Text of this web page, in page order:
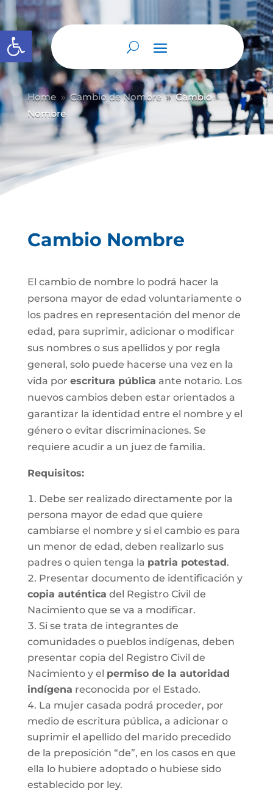
Abrir barra de herramientas
Home 9 Cambio de Nombre 9 Cambio
Nombre
Cambio Nombre
El cambio de nombre lo podrá hacer la
persona mayor de edad voluntariamente o
los padres en representación del menor de
edad, para suprimir, adicionar o modificar
sus nombres o sus apellidos y por regla
general, solo puede hacerse una vez en la
vida por escritura pública ante notario. Los
nuevos cambios deben estar orientados a
garantizar la identidad entre el nombre y el
género o evitar discriminaciones. Se
requiere acudir a un juez de familia.
Requisitos:
Debe ser realizado directamente por la
persona mayor de edad que quiere
cambiarse el nombre y si el cambio es para
un menor de edad, deben realizarlo sus
padres o quien tenga la patria potestad.
Presentar documento de identificación y
copia auténtica del Registro Civil de
Nacimiento que se va a modificar.
Si se trata de integrantes de
comunidades o pueblos indígenas, deben
presentar copia del Registro Civil de
Nacimiento y el permiso de la autoridad
indígena reconocida por el Estado.
La mujer casada podrá proceder, por
medio de escritura pública, a adicionar o
suprimir el apellido del marido precedido
de la preposición “de”, en los casos en que
ella lo hubiere adoptado o hubiese sido
establecido por ley.